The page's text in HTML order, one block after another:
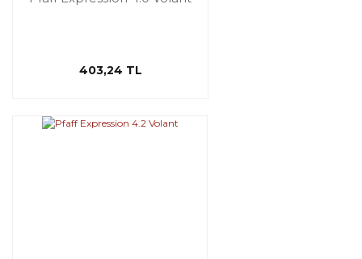
403,24 TL